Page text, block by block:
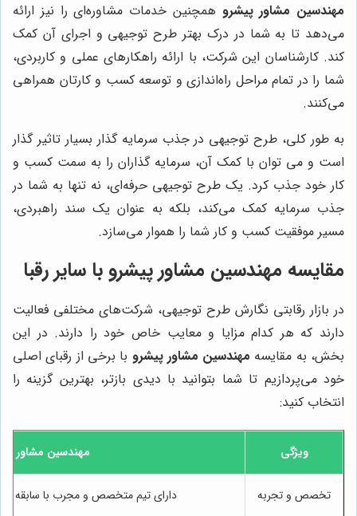
مهندسین مشاور پیشرو همچنین خدمات مشاوره‌ای را نیز ارائه
می‌دهد تا به شما در درک بهتر طرح توجیهی و اجرای آن کمک
کند. کارشناسان این شرکت، با ارائه راهکارهای عملی و کاربردی،
شما را در تمام مراحل راه‌اندازی و توسعه کسب و کارتان همراهی
می‌کنند.
به طور کلی، طرح توجیهی در جذب سرمایه گذار بسیار تاثیر گذار
است و می توان با کمک آن، سرمایه گذاران را به سمت کسب و
کار خود جذب کرد. یک طرح توجیهی حرفه‌ای، نه تنها به شما در
جذب سرمایه کمک می‌کند، بلکه به عنوان یک سند راهبردی،
مسیر موفقیت کسب و کار شما را هموار می‌سازد.
مقایسه مهندسین مشاور پیشرو با سایر رقبا
در بازار رقابتی نگارش طرح توجیهی، شرکت‌های مختلفی فعالیت
دارند که هر کدام مزایا و معایب خاص خود را دارند. در این
بخش، به مقایسه مهندسین مشاور پیشرو با برخی از رقبای اصلی
خود می‌پردازیم تا شما بتوانید با دیدی بازتر، بهترین گزینه را
انتخاب کنید:
ویژگی مهندسین مشاور
تخصص و تجربه دارای تیم متخصص و مجرب با سابقه